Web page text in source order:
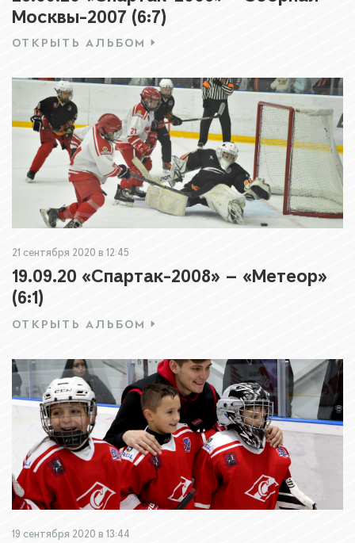
Москвы-2007 (6:7)
ОТКРЫТЬ АЛЬБОМ
21 сентября 2020 в 12:45
19.09.20 «Спартак-2008» — «Метеор»
(6:1)
ОТКРЫТЬ АЛЬБОМ
19 сентября 2020 в 13:44